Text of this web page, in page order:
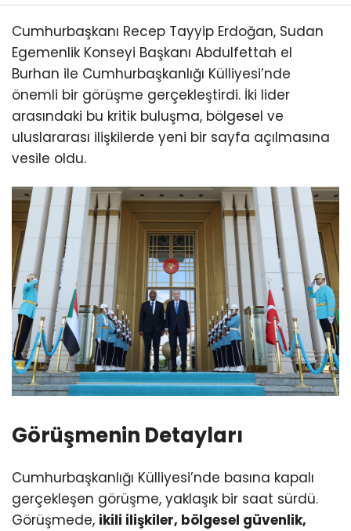
Cumhurbaşkanı Recep Tayyip Erdoğan, Sudan
Egemenlik Konseyi Başkanı Abdulfettah el
Burhan ile Cumhurbaşkanlığı Külliyesi’nde
önemli bir görüşme gerçekleştirdi. İki lider
arasındaki bu kritik buluşma, bölgesel ve
uluslararası ilişkilerde yeni bir sayfa açılmasına
vesile oldu.
Görüşmenin Detayları
Cumhurbaşkanlığı Külliyesi’nde basına kapalı
gerçekleşen görüşme, yaklaşık bir saat sürdü.
Görüşmede, ikili ilişkiler, bölgesel güvenlik,